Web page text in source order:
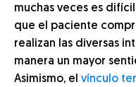
muchas veces es
que el paciente
realizan las diversas
manera un mayor
Asimismo, el vínculo